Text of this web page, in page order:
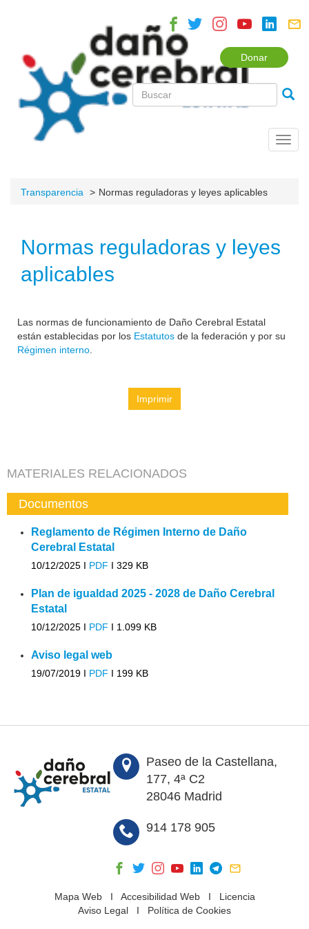
Donar
Transparencia Normas reguladoras y leyes aplicables
Normas reguladoras y leyes
aplicables
Las normas de funcionamiento de Daño Cerebral Estatal
están establecidas por los Estatutos de la federación y por su
Régimen interno
Imprimir
MATERIALES RELACIONADOS
Documentos
Reglamento de Régimen Interno de Daño
Cerebral Estatal
10/12/2025 I PDF I 329 KB
Plan de igualdad 2025 - 2028 de Daño Cerebral
Estatal
10/12/2025 I PDF I 1.099 KB
Aviso legal web
19/07/2019 I PDF I 199 KB
Paseo de la Castellana,
177, 4ª C2
28046 Madrid
914 178 905
Mapa WebI Accesibilidad WebI Licencia
Aviso Legal I Política de Cookies